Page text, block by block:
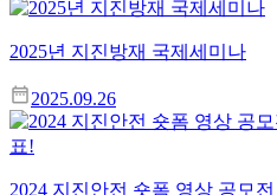
2025년 지진방재 국제세미나
2025.09.26
2024 지진안전 숏폼 영상 공모